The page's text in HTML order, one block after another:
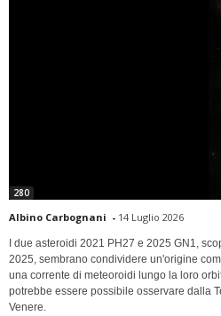
280
Albino Carbognani - 14 Luglio 2026
I due asteroidi 2021 PH27 e 2025 GN1,
2025, sembrano condividere un'origine
una corrente di meteoroidi lungo la loro
potrebbe essere possibile osservare dalla
Venere.